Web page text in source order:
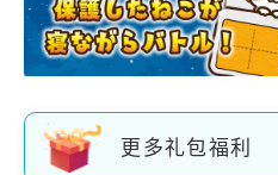
更多礼包福利